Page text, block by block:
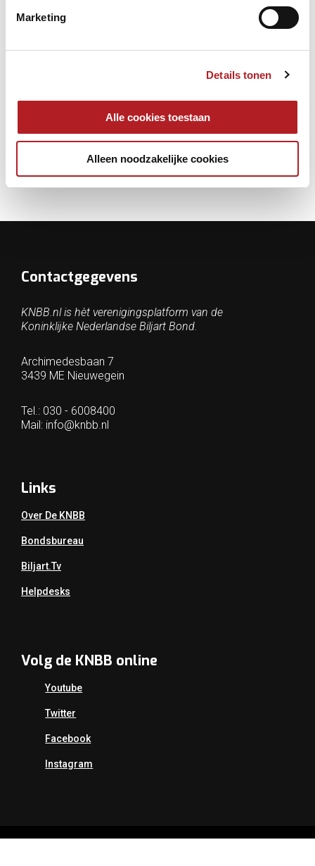
Marketing
Details tonen
Alle cookies toestaan
Alleen noodzakelijke cookies
Contactgegevens
KNBB.nl is hèt verenigingsplatform van de
Koninklijke Nederlandse Biljart Bond.
Archimedesbaan 7
3439 ME Nieuwegein
Tel.: 030 - 6008400
Mail: info@knbb.nl
Links
Over De KNBB
Bondsbureau
Biljart.tv
Helpdesks
Volg de KNBB online
Youtube
Twitter
Facebook
Instagram